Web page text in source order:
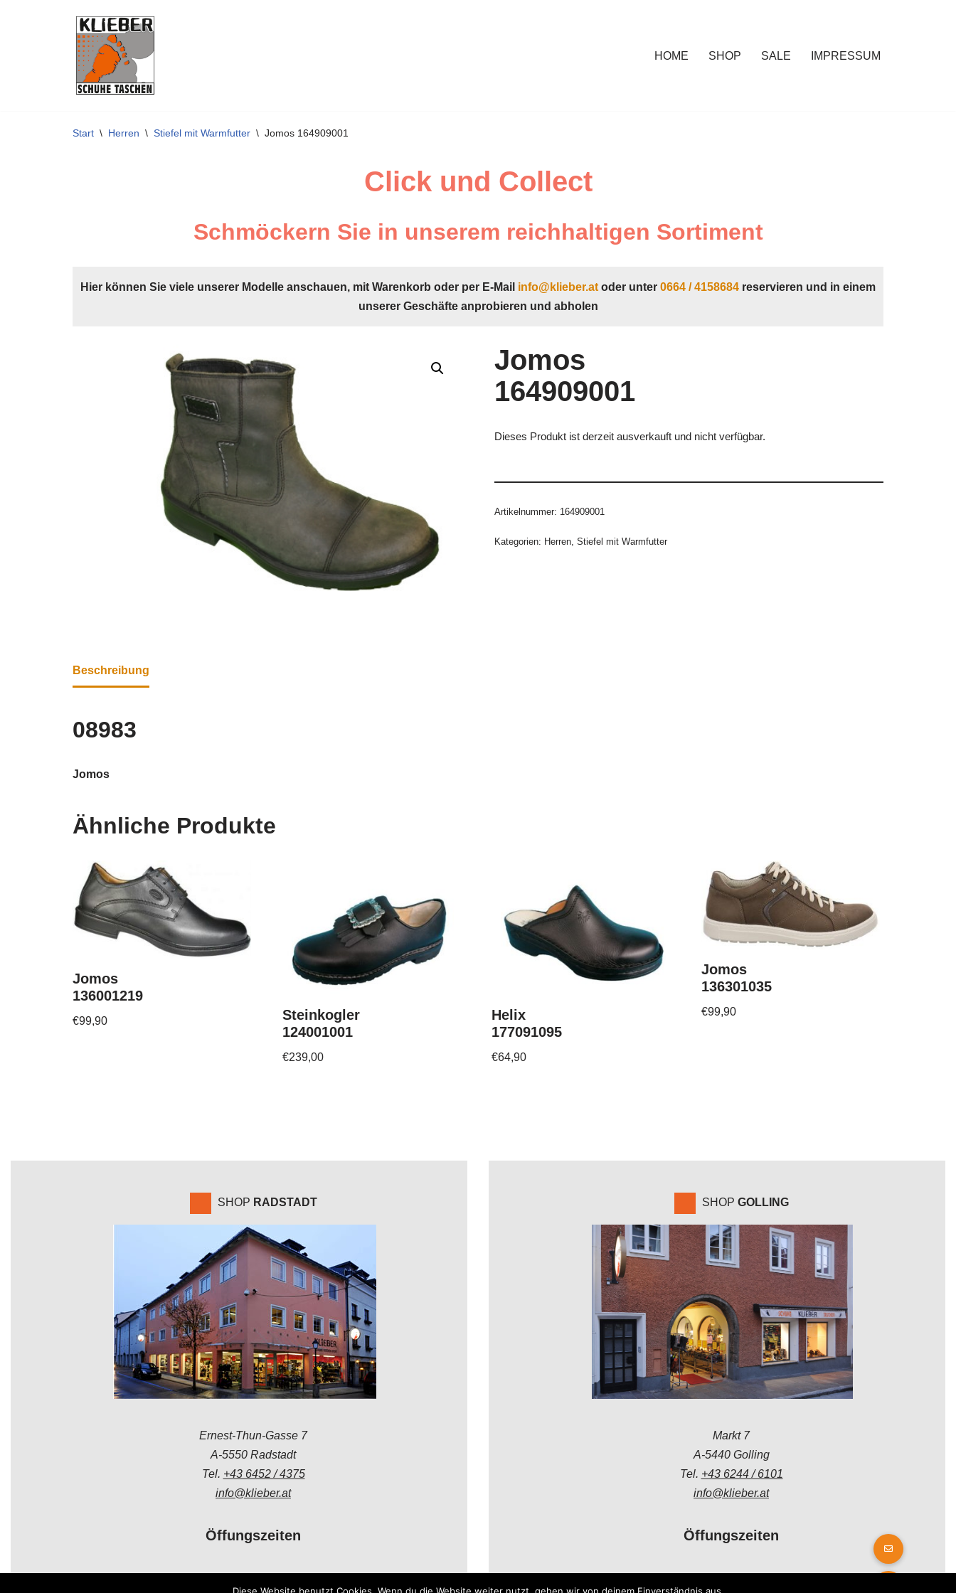
HOME SHOP SALE IMPRESSUM
Start \ Herren \ Stiefel mit Warmfutter \ Jomos 164909001
Click und Collect
Schmöckern Sie in unserem reichhaltigen Sortiment
Hier können Sie viele unserer Modelle anschauen, mit Warenkorb oder per E-Mail info@klieber.at oder unter 0664 / 4158684 reservieren und in einem
unserer Geschäfte anprobieren und abholen
Jomos
164909001
Dieses Produkt ist derzeit ausverkauft und nicht verfügbar.
Artikelnummer: 164909001
Kategorien: Herren, Stiefel mit Warmfutter
Beschreibung
08983
Jomos
Ähnliche Produkte
Jomos
136001219
€99,90
Steinkogler
124001001
€239,00
Helix
177091095
€64,90
Jomos
136301035
€99,90
SHOP RADSTADT
Ernest-Thun-Gasse 7
A-5550 Radstadt
Tel. +43 6452 / 4375
info@klieber.at
Öffungszeiten
SHOP GOLLING
Markt 7
A-5440 Golling
Tel. +43 6244 / 6101
info@klieber.at
Öffungszeiten